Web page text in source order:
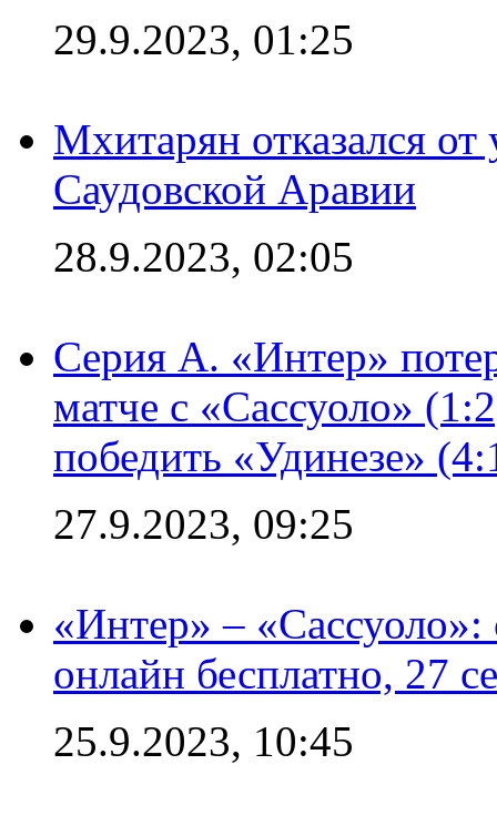
29.9.2023, 01:25
Мхитарян отказался от
Саудовской Аравии
28.9.2023, 02:05
Серия А. «Интер»
матче с «Сассуоло»
победить «Удинезе»
27.9.2023, 09:25
«Интер» –
онлайн бесплатно, 27
25.9.2023, 10:45